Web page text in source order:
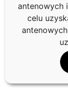
antenowych
celu